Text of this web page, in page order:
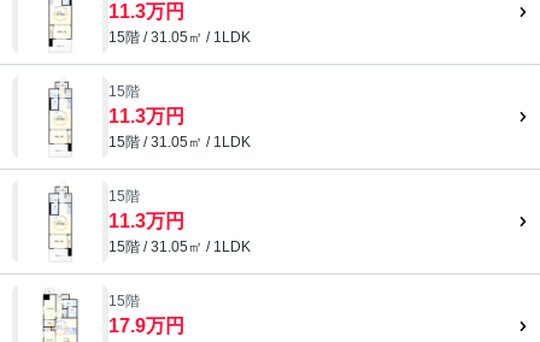
11.3万円
15階 / 31.05㎡ / 1LDK
15階
11.3万円
15階 / 31.05㎡ / 1LDK
15階
11.3万円
15階 / 31.05㎡ / 1LDK
15階
17.9万円